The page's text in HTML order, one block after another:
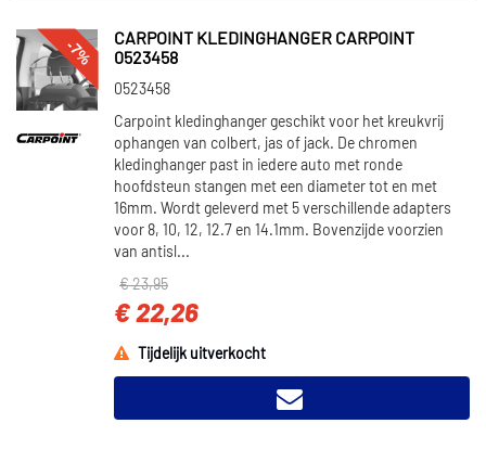
-7%
CARPOINT KLEDINGHANGER CARPOINT
0523458
0523458
Carpoint kledinghanger geschikt voor het kreukvrij
ophangen van colbert, jas of jack. De chromen
kledinghanger past in iedere auto met ronde
hoofdsteun stangen met een diameter tot en met
16mm. Wordt geleverd met 5 verschillende adapters
voor 8, 10, 12, 12.7 en 14.1mm. Bovenzijde voorzien
van antisl...
€ 23,95
€ 22,26
Tijdelijk uitverkocht